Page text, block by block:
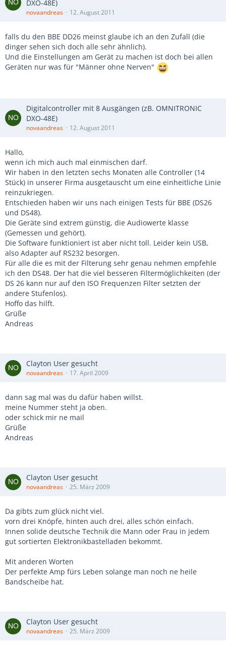
DXO-48E)
novaandreas 12. August 2011
falls du den BBE DD26 meinst glaube ich an den Zufall (die
dinger sehen sich doch alle sehr ähnlich).
Und die Einstellungen am Gerät zu machen ist doch bei allen
Geräten nur was für "Männer ohne Nerven"
Digitalcontroller mit 8 Ausgängen (zB. OMNITRONIC
DXO-48E)
novaandreas 12. August 2011
Hallo,
wenn ich mich auch mal einmischen darf.
Wir haben in den letzten sechs Monaten alle Controller (14
Stück) in unserer Firma ausgetauscht um eine einheitliche Linie
reinzukriegen.
Entschieden haben wir uns nach einigen Tests für BBE (DS26
und DS48).
Die Geräte sind extrem günstig, die Audiowerte klasse
(Gemessen und gehört).
Die Software funktioniert ist aber nicht toll. Leider kein USB,
also Adapter auf RS232 besorgen.
Für alle die es mit der Filterung sehr genau nehmen empfehle
ich den DS48. Der hat die viel besseren Filtermöglichkeiten (der
DS 26 kann nur auf den ISO Frequenzen Filter setzten der
andere Stufenlos).
Hoffo das hilft.
Grüße
Andreas
Clayton User gesucht
novaandreas 17. April 2009
dann sag mal was du dafür haben willst.
meine Nummer steht ja oben.
oder schick mir ne mail
Grüße
Andreas
Clayton User gesucht
novaandreas 25. März 2009
Da gibts zum glück nicht viel.
vorn drei Knöpfe, hinten auch drei, alles schön einfach.
Innen solide deutsche Technik die Mann oder Frau in jedem
gut sortierten Elektronikbastelladen bekommt.
Mit anderen Worten
Der perfekte Amp fürs Leben solange man noch ne heile
Bandscheibe hat.
Clayton User gesucht
novaandreas 25. März 2009